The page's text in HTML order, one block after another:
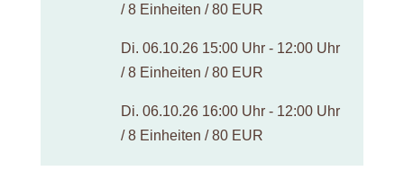
/ 8 Einheiten / 80 EUR
Di. 06.10.26 15:00 Uhr - 12:00 Uhr
/ 8 Einheiten / 80 EUR
Di. 06.10.26 16:00 Uhr - 12:00 Uhr
/ 8 Einheiten / 80 EUR